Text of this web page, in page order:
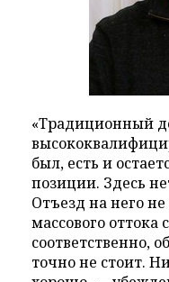
«Традиционный
был, есть и
позиции. Здесь
Отъезд на него
массового оттока
соответственно,
точно не стоит.